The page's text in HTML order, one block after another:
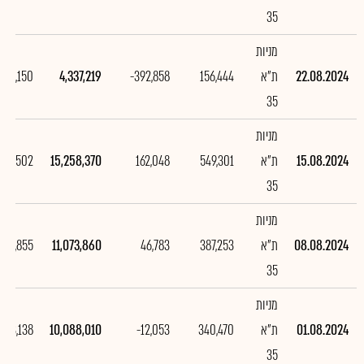
35
22.08.2024
מניות
ת"א
35
156,444
-392,858
4,337,219
15.08.2024
מניות
ת"א
35
549,301
162,048
15,258,370
08.08.2024
מניות
ת"א
35
387,253
46,783
11,073,860
01.08.2024
מניות
ת"א
35
340,470
-12,053
10,088,010
73,138